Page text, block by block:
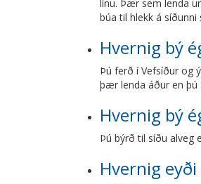
línu. Þær sem lenda
búa til hlekk á
Hvernig bý
Þú ferð í Vefsíður og
þær lenda áður en þú
Hvernig bý
Þú býrð til síðu alveg
Hvernig